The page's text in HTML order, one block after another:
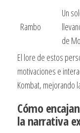
Rambo
Un
de
El lore de estos
motivaciones e
Kombat, mejorando
Cómo
la narrativa